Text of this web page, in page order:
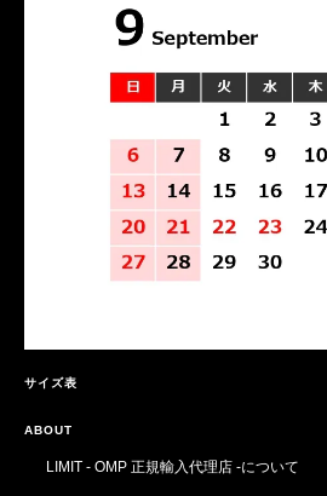
サイズ表
ABOUT
LIMIT - OMP 正規輸入代理店 -について